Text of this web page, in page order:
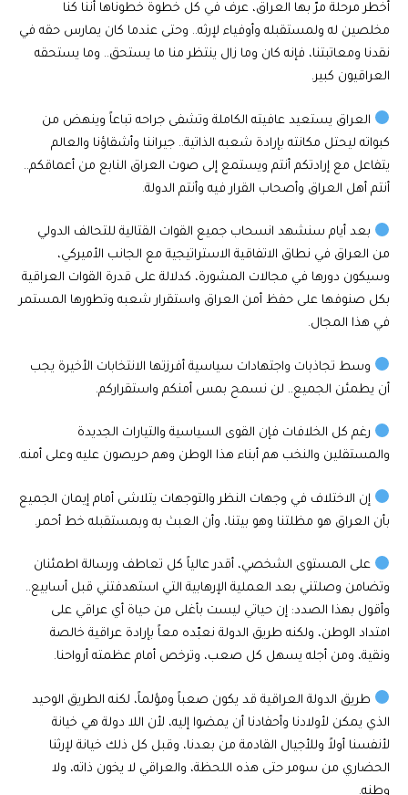
أخطر مرحلة مرّ بها العراق، عرف في كل خطوة خطوناها أننا كنا
مخلصين له ولمستقبله وأوفياء لإرثه.. وحتى عندما كان يمارس حقه في
نقدنا ومعاتبتنا، فإنه كان وما زال ينتظر منا ما يستحق.. وما يستحقه
العراقيون كبير.
العراق يستعيد عافيته الكاملة وتشفى جراحه تباعاً وينهض من
كبواته ليحتل مكانته بإرادة شعبه الذاتية.. جيراننا وأشقاؤنا والعالم
يتفاعل مع إرادتكم أنتم ويستمع إلى صوت العراق النابع من أعماقكم..
أنتم أهل العراق وأصحاب القرار فيه وأنتم الدولة.
بعد أيام سنشهد انسحاب جميع القوات القتالية للتحالف الدولي
من العراق في نطاق الاتفاقية الاستراتيجية مع الجانب الأميركي،
وسيكون دورها في مجالات المشورة، كدلالة على قدرة القوات العراقية
بكل صنوفها على حفظ أمن العراق واستقرار شعبه وتطورها المستمر
في هذا المجال.
وسط تجاذبات واجتهادات سياسية أفرزتها الانتخابات الأخيرة يجب
أن يطمئن الجميع.. لن نسمح بمس أمنكم واستقراركم.
رغم كل الخلافات فإن القوى السياسية والتيارات الجديدة
والمستقلين والنخب هم أبناء هذا الوطن وهم حريصون عليه وعلى أمنه.
إن الاختلاف في وجهات النظر والتوجهات يتلاشى أمام إيمان الجميع
بأن العراق هو مظلتنا وهو بيتنا، وأن العبث به وبمستقبله خط أحمر.
على المستوى الشخصي، أقدر عالياً كل تعاطف ورسالة اطمئنان
وتضامن وصلتني بعد العملية الإرهابية التي استهدفتني قبل أسابيع..
وأقول بهذا الصدد: إن حياتي ليست بأغلى من حياة أي عراقي على
امتداد الوطن، ولكنه طريق الدولة نعبّده معاً بإرادة عراقية خالصة
ونقية، ومن أجله يسهل كل صعب، وترخص أمام عظمته أرواحنا.
طريق الدولة العراقية قد يكون صعباً ومؤلماً، لكنه الطريق الوحيد
الذي يمكن لأولادنا وأحفادنا أن يمضوا إليه، لأن اللا دولة هي خيانة
لأنفسنا أولاً وللأجيال القادمة من بعدنا، وقبل كل ذلك خيانة لإرثنا
الحضاري من سومر حتى هذه اللحظة، والعراقي لا يخون ذاته، ولا
وطنه.